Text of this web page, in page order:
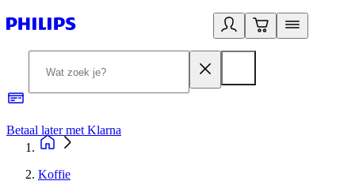
Betaal later met Klarna
Koffie